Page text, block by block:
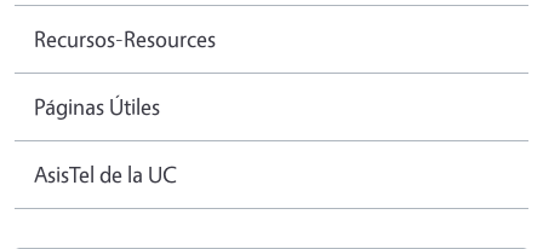
Recursos-Resources
Páginas Útiles
AsisTel de la UC